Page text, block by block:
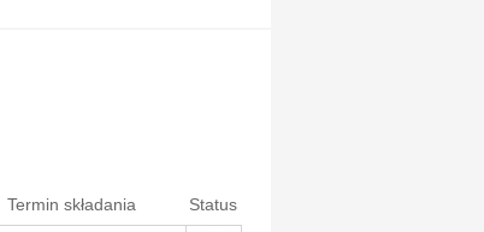
Termin składania Status